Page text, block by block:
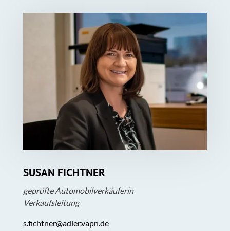
SUSAN FICHTNER
geprüfte Automobilverkäuferin
Verkaufsleitung
s.fichtner@adler.vapn.de